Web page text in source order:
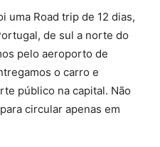
uma Road trip de 12 dias,
de sul a norte do
pelo aeroporto de
o carro e
público na capital. Não
circular apenas em